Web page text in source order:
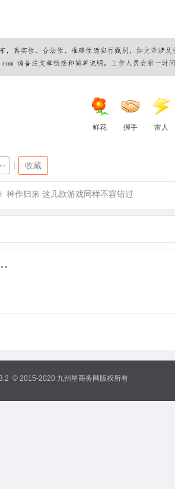
鲜花 握手 雷人
收藏
神作归来 这几款游戏同样不容错过
© 2015-2020 九州星商务网版权所有